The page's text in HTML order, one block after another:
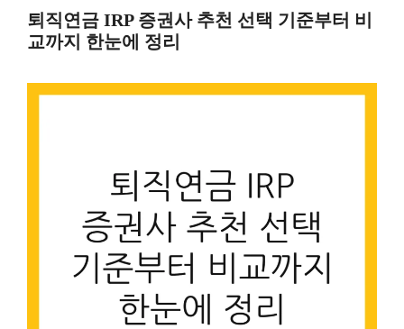
퇴직연금 IRP 증권사 추천 선택 기준부터 비
교까지 한눈에 정리